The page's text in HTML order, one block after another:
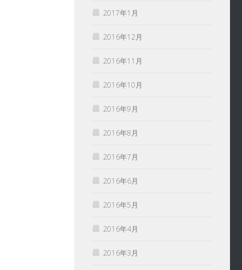
2017年1月
2016年12月
2016年11月
2016年10月
2016年9月
2016年8月
2016年7月
2016年6月
2016年5月
2016年4月
2016年3月